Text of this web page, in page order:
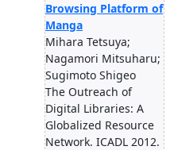
Browsing Platform of
Manga
Mihara Tetsuya;
Nagamori Mitsuharu;
Sugimoto Shigeo
The Outreach of
Digital Libraries: A
Globalized Resource
Network. ICADL 2012.